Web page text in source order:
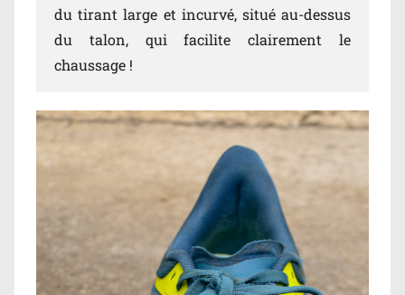
du tirant large et incurvé, situé au-dessus
du talon, qui facilite clairement le
chaussage !